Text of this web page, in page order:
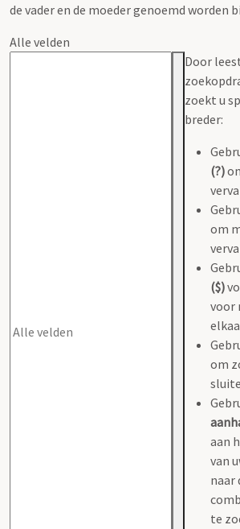
de vader en de moeder genoemd worden
Alle velden
Door
zoekt u
breder:
(?)
om
($)
voor
om
aan
van
naar
te